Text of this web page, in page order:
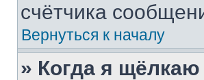
счётчика
Вернуться к началу
» Когда я